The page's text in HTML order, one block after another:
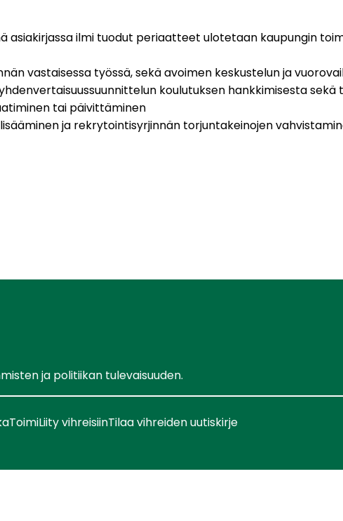
asiakirjassa ilmi tuodut periaatteet ulotetaan kaupungin
vastaisessa työssä, sekä avoimen keskustelun ja
koulutuksen hankkimisesta
tai päivittäminen
ja rekrytointisyrjinnän torjuntakeinojen
ja politiikan tulevaisuuden.
ToimiLiity vihreisiinTilaa vihreiden uutiskirje